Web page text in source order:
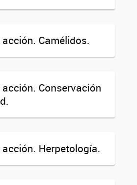
acción. Camélidos.
acción. Conservación
acción. Herpetología.